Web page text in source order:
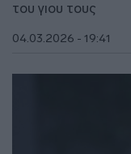
του γιου τους
04.03.2026 - 19:41